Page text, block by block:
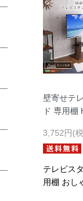
壁寄せテ
ド 専用棚
3,752円(
テレビス
用棚 おし